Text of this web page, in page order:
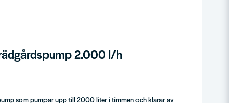
2.000 l/h
som pumpar upp till 2000 liter i timmen och klarar av